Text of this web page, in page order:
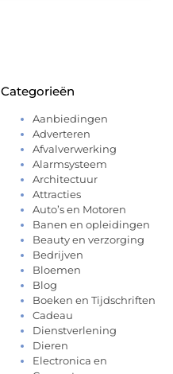
Categorieën
Aanbiedingen
Adverteren
Afvalverwerking
Alarmsysteem
Architectuur
Attracties
Auto’s en Motoren
Banen en opleidingen
Beauty en verzorging
Bedrijven
Bloemen
Blog
Boeken en Tijdschriften
Cadeau
Dienstverlening
Dieren
Electronica en